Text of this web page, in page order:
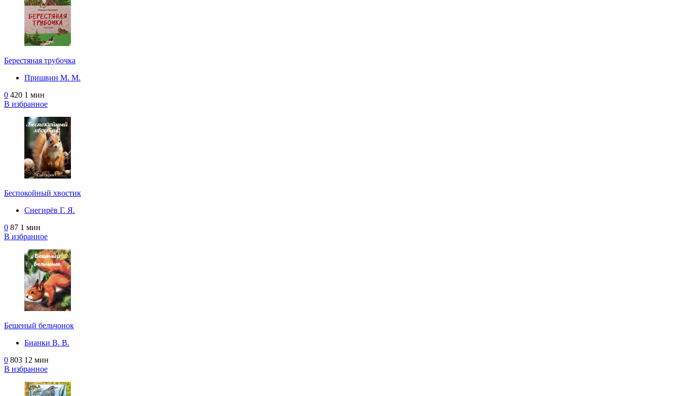
Берестяная трубочка
Пришвин М. М.
0 420 1 мин
В избранное
Беспокойный хвостик
Снегирёв Г. Я.
0 87 1 мин
В избранное
Бешеный бельчонок
Бианки В. В.
0 803 12 мин
В избранное